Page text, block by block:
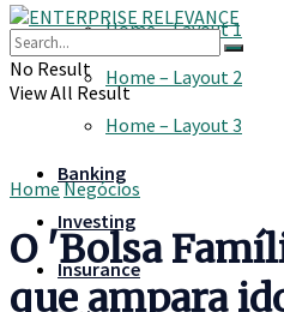
Home – Layout 1
Home – Layout 2
Home – Layout 3
Banking
Investing
Insurance
No Result
View All Result
HomeNegócios
O 'Bolsa
que ampara